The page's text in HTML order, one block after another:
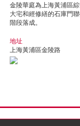
金陵華庭為上海黃浦區
大宅和經修繕的石庫門
階段落成。
地址
上海黃浦區金陵路